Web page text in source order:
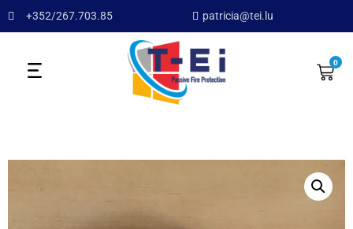
+352/267.703.85 patricia@tei.lu
0